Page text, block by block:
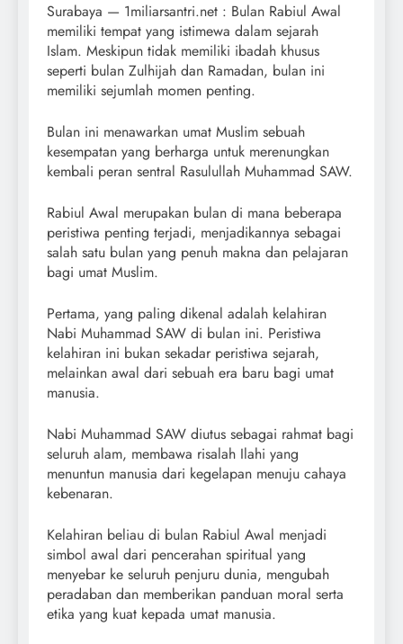
Surabaya — 1miliarsantri.net : Bulan Rabiul Awal
memiliki tempat yang istimewa dalam sejarah
Islam. Meskipun tidak memiliki ibadah khusus
seperti bulan Zulhijah dan Ramadan, bulan ini
memiliki sejumlah momen penting.
Bulan ini menawarkan umat Muslim sebuah
kesempatan yang berharga untuk merenungkan
kembali peran sentral Rasulullah Muhammad SAW.
Rabiul Awal merupakan bulan di mana beberapa
peristiwa penting terjadi, menjadikannya sebagai
salah satu bulan yang penuh makna dan pelajaran
bagi umat Muslim.
Pertama, yang paling dikenal adalah kelahiran
Nabi Muhammad SAW di bulan ini. Peristiwa
kelahiran ini bukan sekadar peristiwa sejarah,
melainkan awal dari sebuah era baru bagi umat
manusia.
Nabi Muhammad SAW diutus sebagai rahmat bagi
seluruh alam, membawa risalah Ilahi yang
menuntun manusia dari kegelapan menuju cahaya
kebenaran.
Kelahiran beliau di bulan Rabiul Awal menjadi
simbol awal dari pencerahan spiritual yang
menyebar ke seluruh penjuru dunia, mengubah
peradaban dan memberikan panduan moral serta
etika yang kuat kepada umat manusia.